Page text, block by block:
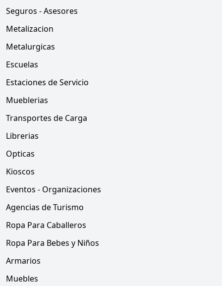
Seguros - Asesores
Metalizacion
Metalurgicas
Escuelas
Estaciones de Servicio
Mueblerias
Transportes de Carga
Librerias
Opticas
Kioscos
Eventos - Organizaciones
Agencias de Turismo
Ropa Para Caballeros
Ropa Para Bebes y Niños
Armarios
Muebles